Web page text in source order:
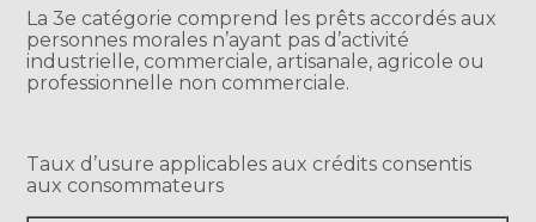
La 3e catégorie comprend les prêts accordés aux
personnes morales n’ayant pas d’activité
industrielle, commerciale, artisanale, agricole ou
professionnelle non commerciale.
Taux d’usure applicables aux crédits consentis
aux consommateurs